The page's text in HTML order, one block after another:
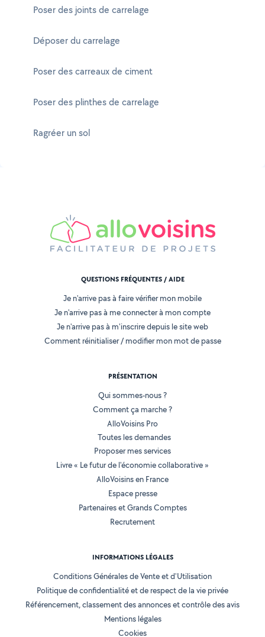
Poser des joints de carrelage
Déposer du carrelage
Poser des carreaux de ciment
Poser des plinthes de carrelage
Ragréer un sol
QUESTIONS FRÉQUENTES / AIDE
Je n'arrive pas à faire vérifier mon mobile
Je n'arrive pas à me connecter à mon compte
Je n'arrive pas à m'inscrire depuis le site web
Comment réinitialiser / modifier mon mot de passe
PRÉSENTATION
Qui sommes-nous ?
Comment ça marche ?
AlloVoisins Pro
Toutes les demandes
Proposer mes services
Livre « Le futur de l'économie collaborative »
AlloVoisins en France
Espace presse
Partenaires et Grands Comptes
Recrutement
INFORMATIONS LÉGALES
Conditions Générales de Vente et d'Utilisation
Politique de confidentialité et de respect de la vie privée
Référencement, classement des annonces et contrôle des avis
Mentions légales
Cookies